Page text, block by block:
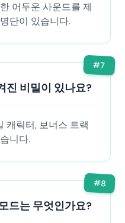
어두운 사운드를 제
단이 있습니다.
#7
진 비밀이 있나요?
캐릭터, 보너스 트랙
니다.
#8
드는 무엇인가요?